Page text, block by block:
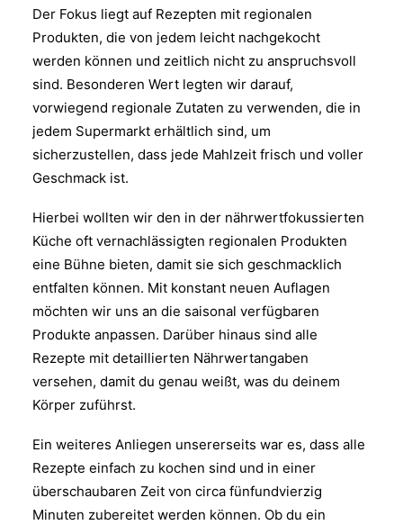
Der Fokus liegt auf Rezepten mit regionalen
Produkten, die von jedem leicht nachgekocht
werden können und zeitlich nicht zu anspruchsvoll
sind. Besonderen Wert legten wir darauf,
vorwiegend regionale Zutaten zu verwenden, die in
jedem Supermarkt erhältlich sind, um
sicherzustellen, dass jede Mahlzeit frisch und voller
Geschmack ist.
Hierbei wollten wir den in der nährwertfokussierten
Küche oft vernachlässigten regionalen Produkten
eine Bühne bieten, damit sie sich geschmacklich
entfalten können. Mit konstant neuen Auflagen
möchten wir uns an die saisonal verfügbaren
Produkte anpassen. Darüber hinaus sind alle
Rezepte mit detaillierten Nährwertangaben
versehen, damit du genau weißt, was du deinem
Körper zuführst.
Ein weiteres Anliegen unsererseits war es, dass alle
Rezepte einfach zu kochen sind und in einer
überschaubaren Zeit von circa fünfundvierzig
Minuten zubereitet werden können. Ob du ein